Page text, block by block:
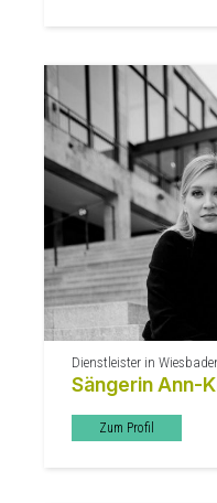
Dienstleister in
Sängerin Ann-
Zum Profil